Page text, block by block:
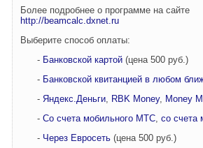
Более подробнее о программе на сайте
http://beamcalc.dxnet.ru
Выберите способ оплаты:
- Банковской картой (цена 500 руб.)
- Банковской квитанцией в любом
- Яндекс.Деньги, RBK Money, Money
- Со счета мобильного МТС, со счета
- Через Евросеть (цена 500 руб.)